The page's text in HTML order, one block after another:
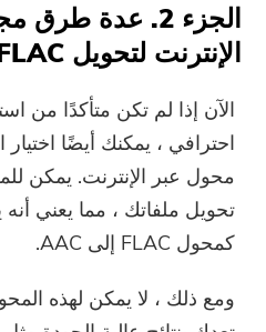
الجزء 2. عدة طرق
الإنترنت لتحويل FLAC إلى AAC
الآن إذا لم تكن متأكدًا من
احترافي ، يمكنك أيضًا اختيار
محول عبر الإنترنت. يمكن
تحويل ملفاتك ، مما يعني
كمحول FLAC إلى AAC.
ومع ذلك ، لا يمكن لهذه